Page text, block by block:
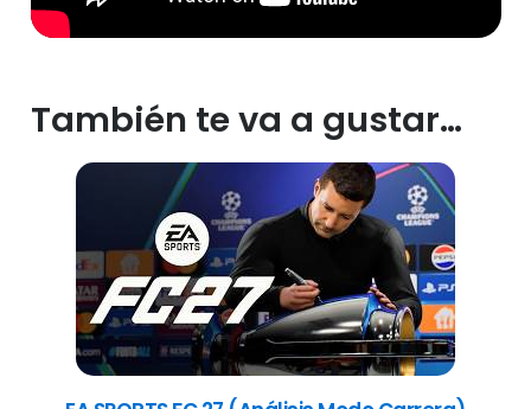
También te va a gustar…